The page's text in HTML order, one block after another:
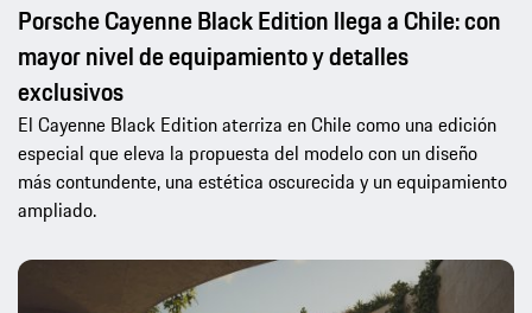
Porsche Cayenne Black Edition llega a Chile: con
mayor nivel de equipamiento y detalles
exclusivos
El Cayenne Black Edition aterriza en Chile como una edición
especial que eleva la propuesta del modelo con un diseño
más contundente, una estética oscurecida y un equipamiento
ampliado.